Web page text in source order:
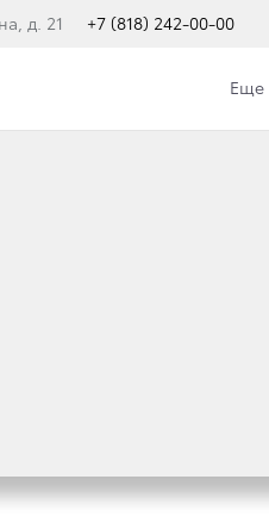
д. 21 +7 (818) 242-00-00
Еще